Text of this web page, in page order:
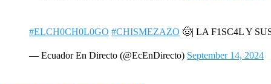
#ELCH0CH0L0GO #CHISMEZAZO 🤠| LA F1SC4L Y
— Ecuador En Directo (@EcEnDirecto) September 14, 2024